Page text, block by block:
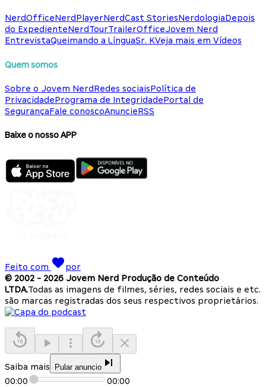
NerdOfficeNerdPlayerNerdCast StoriesNerdologiaDepois
do ExpedienteNerdTourTrailerOfficeJovem Nerd
EntrevistaQueimando a LínguaSr. KVeja mais em Vídeos
Quem somos
Sobre o Jovem NerdRedes sociaisPolítica de
PrivacidadePrograma de IntegridadePortal de
SegurançaFale conoscoAnuncieRSS
Baixe o nosso APP
Feito com
por
© 2002 - 2026 Jovem Nerd Produção de Conteúdo
LTDA.Todas as imagens de filmes, séries, redes sociais e etc.
são marcas registradas dos seus respectivos proprietários.
Saiba mais Pular anuncio
00:00 00:00